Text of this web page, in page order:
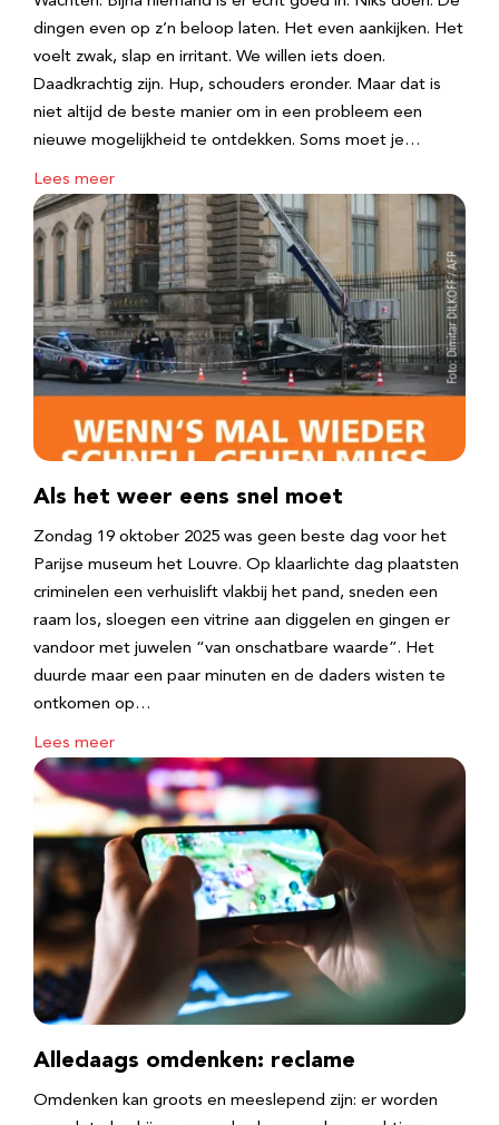
dingen even op z’n beloop laten. Het even aankijken. Het
voelt zwak, slap en irritant. We willen iets doen.
Daadkrachtig zijn. Hup, schouders eronder. Maar dat is
niet altijd de beste manier om in een probleem een
nieuwe mogelijkheid te ontdekken. Soms moet je…
Lees meer
Als het weer eens snel moet
Zondag 19 oktober 2025 was geen beste dag voor het
Parijse museum het Louvre. Op klaarlichte dag plaatsten
criminelen een verhuislift vlakbij het pand, sneden een
raam los, sloegen een vitrine aan diggelen en gingen er
vandoor met juwelen “van onschatbare waarde”. Het
duurde maar een paar minuten en de daders wisten te
ontkomen op…
Lees meer
Alledaags omdenken: reclame
Omdenken kan groots en meeslepend zijn: er worden